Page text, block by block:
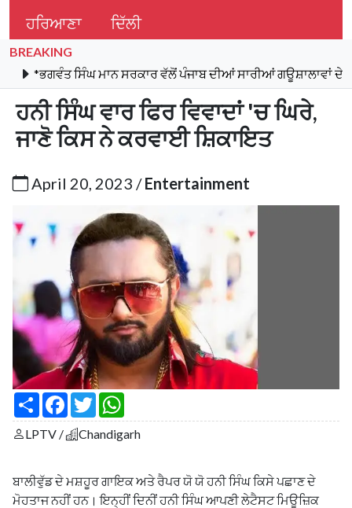
ਹਰਿਆਣਾ
ਦਿੱਲੀ
BREAKING
ਸਿੰਘ ਮਾਨ ਸਰਕਾਰ ਵੱਲੋਂ ਪੰਜਾਬ ਦੀਆਂ ਸਾਰੀਆਂ ਗਊਸ਼ਾਲਾਵਾਂ ਦੇ ਬਿਜਲੀ
ਹਨੀ ਸਿੰਘ ਵਾਰ ਫਿਰ ਵਿਵਾਦਾਂ 'ਚ ਘਿਰੇ,
ਜਾਣੋ ਕਿਸ ਨੇ ਕਰਵਾਈ ਸ਼ਿਕਾਇਤ
April 20, 2023 /Entertainment
S
a
r
F
c
e
o
k
T
w
i
t
r
a
t
p
p
LPTV / Chandigarh
ਬਾਲੀਵੁੱਡ ਦੇ ਮਸ਼ਹੂਰ ਗਾਇਕ ਅਤੇ ਰੈਪਰ ਯੋ ਯੋ ਹਨੀ ਸਿੰਘ ਕਿਸੇ ਪਛਾਣ ਦੇ
ਮੋਹਤਾਜ ਨਹੀਂ ਹਨ। ਇਨ੍ਹੀਂ ਦਿਨੀਂ ਹਨੀ ਸਿੰਘ ਆਪਣੀ ਲੇਟੈਸਟ ਮਿਊਜ਼ਿਕ